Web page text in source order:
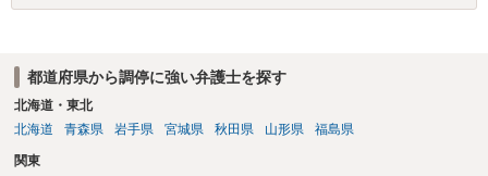
都道府県から調停に強い弁護士を探す
北海道・東北
北海道
青森県 岩手県 宮城県 秋田県 山形県 福島県
関東